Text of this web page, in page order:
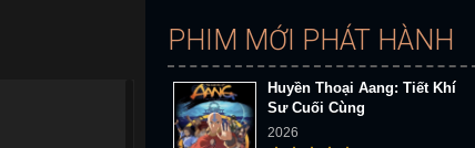
PHIM MỚI PHÁT HÀNH
Huyền Thoại Aang: Tiết Khí
Sư Cuối Cùng
2026